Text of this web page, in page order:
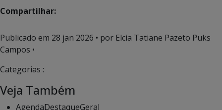
Compartilhar:
Publicado em 28 jan 2026 • por Elcia Tatiane Pazeto Puks
Campos •
Categorias :
Veja Também
AgendaDestaqueGeral